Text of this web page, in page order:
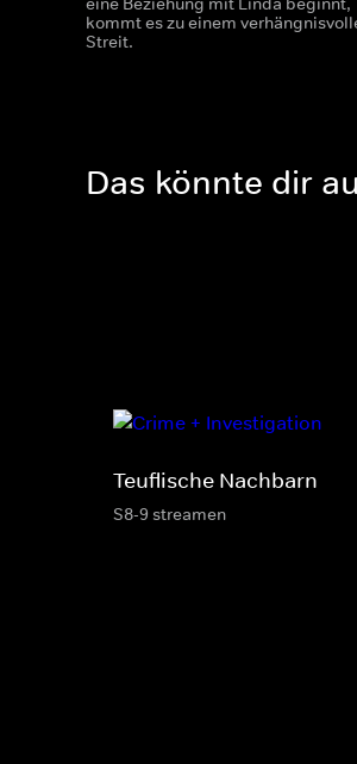
kommt es zu einem
Streit.
Das könnte dir
Teuflische Nachbarn
S8-9 streamen